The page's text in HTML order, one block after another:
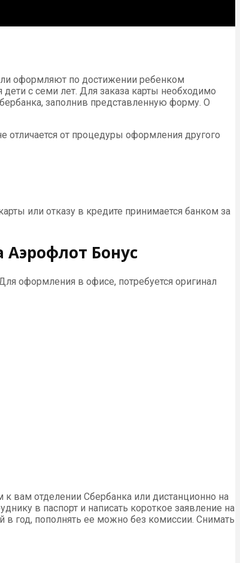
оформляют по достижении ребенком
дети с семи лет. Для заказа карты необходимо
заполнив представленную форму. О
от процедуры оформления другого
или отказу в кредите принимается банком за
Бонус
оформления в офисе, потребуется оригинал
вам отделении Сбербанка или дистанционно на
в паспорт и написать короткое заявление на
в год, пополнять ее можно без комиссии. Снимать